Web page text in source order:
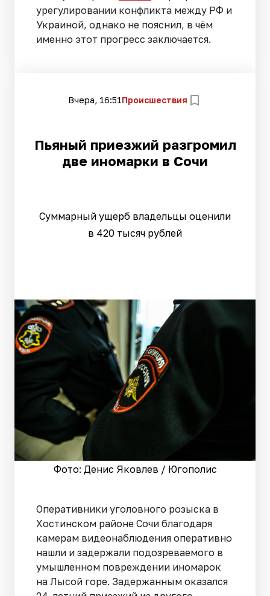
урегулировании конфликта между РФ и
Украиной, однако не пояснил, в чём
именно этот прогресс заключается.
Вчера, 16:51Происшествия
Пьяный приезжий разгромил
две иномарки в Сочи
Суммарный ущерб владельцы оценили
в 420 тысяч рублей
Фото: Денис Яковлев / Югополис
Оперативники уголовного розыска в
Хостинском районе Сочи благодаря
камерам видеонаблюдения оперативно
нашли и задержали подозреваемого в
умышленном повреждении иномарок
на Лысой горе. Задержанным оказался